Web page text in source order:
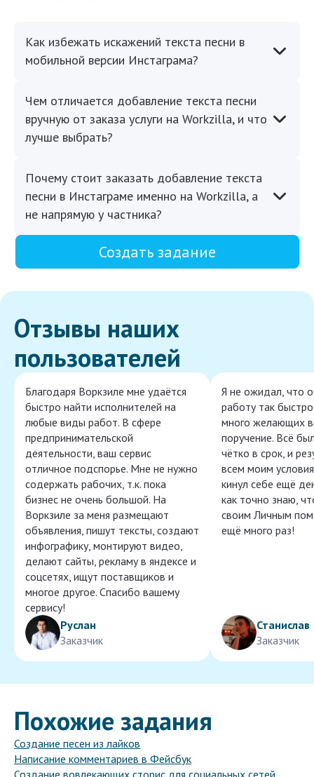
Как избежать искажений текста песни в
мобильной версии Инстаграма?
Чем отличается добавление текста песни
вручную от заказа услуги на Workzilla, и что
лучше выбрать?
Почему стоит заказать добавление текста
песни в Инстаграме именно на Workzilla, а
не напрямую у частника?
Создать задание
Отзывы наших
пользователей
Благодаря Воркзиле мне удаётся
быстро найти исполнителей на
любые виды работ. В сфере
предпринимательской
деятельности, ваш сервис
отличное подспорье. Мне не нужно
содержать рабочих, т.к. пока
бизнес не очень большой. На
Воркзиле за меня размещают
объявления, пишут тексты, создают
инфографику, монтируют видео,
делают сайты, рекламу в яндексе и
соцсетях, ищут поставщиков и
многое другое. Спасибо вашему
сервису!
Руслан
Заказчик
Я не ожидал, что
работу так
много желающих
поручение. Всё
чётко в срок, и
всем моим
кинул себе ещё
как точно знаю,
своим Личным
ещё много раз!
Станислав
Заказчик
Похожие задания
Создание песен из лайков
Написание комментариев в Фейсбук